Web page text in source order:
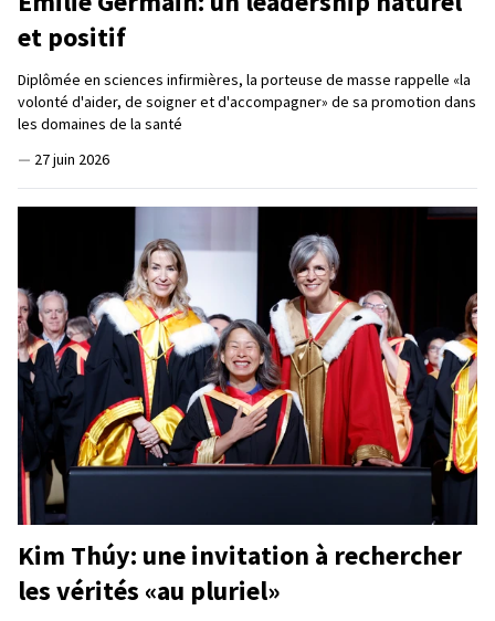
et positif
Diplômée en sciences infirmières, la porteuse de masse rappelle «la
volonté d'aider, de soigner et d'accompagner» de sa promotion dans
les domaines de la santé
— 27 juin 2026
Kim Thúy: une invitation à rechercher
les vérités «au pluriel»